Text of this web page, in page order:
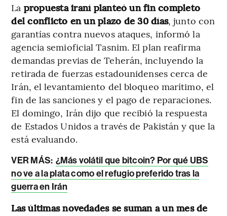
La propuesta iraní planteó un fin completo
del conflicto en un plazo de 30 días, junto con
garantías contra nuevos ataques, informó la
agencia semioficial Tasnim. El plan reafirma
demandas previas de Teherán, incluyendo la
retirada de fuerzas estadounidenses cerca de
Irán, el levantamiento del bloqueo marítimo, el
fin de las sanciones y el pago de reparaciones.
El domingo, Irán dijo que recibió la respuesta
de Estados Unidos a través de Pakistán y que la
está evaluando.
VER MÁS: ¿Más volátil que bitcoin? Por qué UBS
no ve a la plata como el refugio preferido tras la
guerra en Irán
Las últimas novedades se suman a un mes de